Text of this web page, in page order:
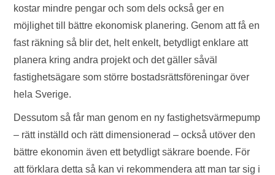
kostar mindre pengar och som dels också ger en
möjlighet till bättre ekonomisk planering. Genom att få en
fast räkning så blir det, helt enkelt, betydligt enklare att
planera kring andra projekt och det gäller såväl
fastighetsägare som större bostadsrättsföreningar över
hela Sverige.
Dessutom så får man genom en ny fastighetsvärmepump
– rätt inställd och rätt dimensionerad – också utöver den
bättre ekonomin även ett betydligt säkrare boende. För
att förklara detta så kan vi rekommendera att man tar sig i